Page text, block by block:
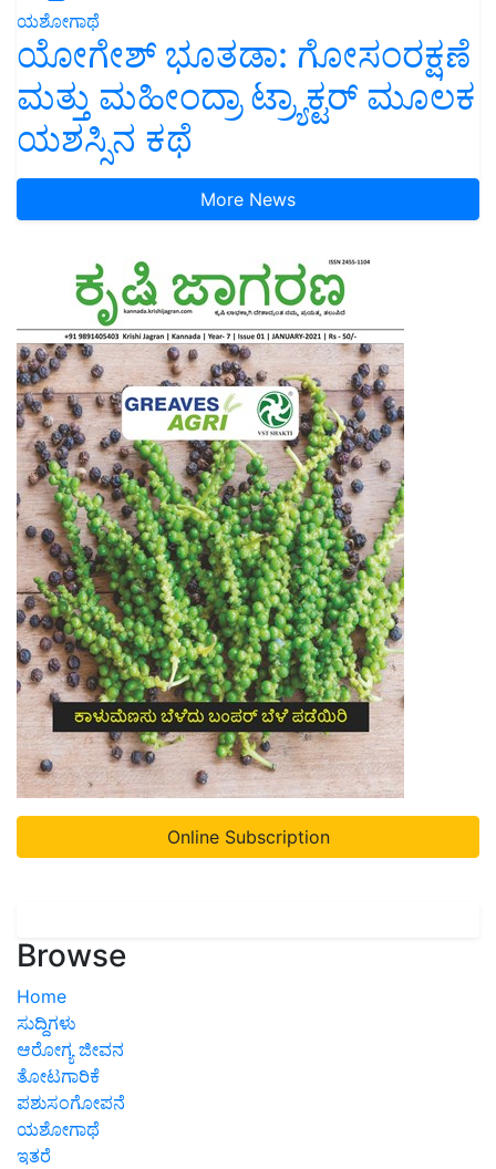
ಯಶೋಗಾಥೆ
ಯೋಗೇಶ್ ಭೂತಡಾ: ಗೋಸಂರಕ್ಷಣೆ
ಮತ್ತು ಮಹೀಂದ್ರಾ ಟ್ರ್ಯಾಕ್ಟರ್ ಮೂಲಕ
ಯಶಸ್ಸಿನ ಕಥೆ
More News
Online Subscription
Browse
Home
ಸುದ್ದಿಗಳು
ಆರೋಗ್ಯ ಜೀವನ
ತೋಟಗಾರಿಕೆ
ಪಶುಸಂಗೋಪನೆ
ಯಶೋಗಾಥೆ
ಇತರೆ